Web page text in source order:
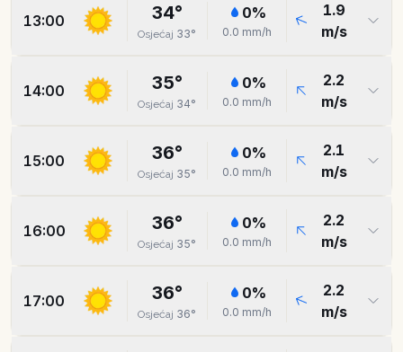
13:00 34°
Osjećaj 33°
0%
0.0 mm/h
1.9
m/s
14:00 35°
Osjećaj 34°
0%
0.0 mm/h
2.2
m/s
15:00 36°
Osjećaj 35°
0%
0.0 mm/h
2.1
m/s
16:00 36°
Osjećaj 35°
0%
0.0 mm/h
2.2
m/s
17:00 36°
Osjećaj 36°
0%
0.0 mm/h
2.2
m/s